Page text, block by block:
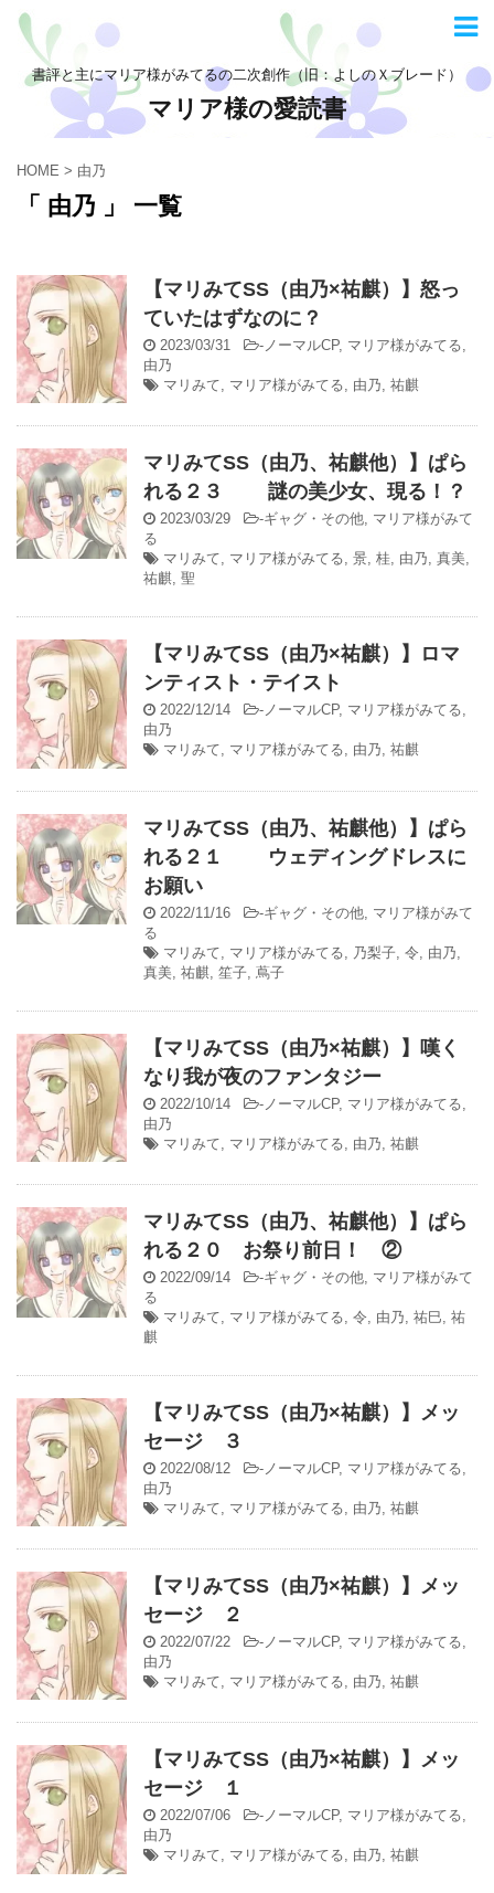
書評と主にマリア様がみてるの二次創作（旧：よしのＸブレード）
マリア様の愛読書
HOME > 由乃
「 由乃 」 一覧
【マリみてSS（由乃×祐麒）】怒っ
ていたはずなのに？
2023/03/31 - ノーマルCP, マリア様がみてる,
由乃
マリみて, マリア様がみてる, 由乃, 祐麒
マリみてSS（由乃、祐麒他）】ぱら
れる２３ 謎の美少女、現る！？
2023/03/29 -ギャグ・その他, マリア様がみて
る
マリみて, マリア様がみてる, 景, 桂, 由乃, 真美,
祐麒, 聖
【マリみてSS（由乃×祐麒）】ロマ
ンティスト・テイスト
2022/12/14 - ノーマルCP, マリア様がみてる,
由乃
マリみて, マリア様がみてる, 由乃, 祐麒
マリみてSS（由乃、祐麒他）】ぱら
れる２１ ウェディングドレスに
お願い
2022/11/16 -ギャグ・その他 マリア様がみて
る
マリみて
マリア様がみてる 乃梨子 令 由乃
真美 祐麒 笙子 蔦子
【マリみてSS（由乃×祐麒）】嘆く
なり我が夜のファンタジー
2022/10/14 - ノーマルCP, マリア様がみてる
由乃
マリみて
マリア様がみてる 由乃 祐麒
マリみてSS（由乃、祐麒他）】ぱら
れる２０ お祭り前日！ ②
2022/09/14 -ギャグ・その他 マリア様がみて
る
マリみて
マリア様がみてる 令 由乃 祐巳 祐
麒
【マリみてSS（由乃×祐麒）】メッ
セージ ３
2022/08/12 - ノーマルCP, マリア様がみてる
由乃
マリみて
マリア様がみてる 由乃 祐麒
【マリみてSS（由乃×祐麒）】メッ
セージ ２
2022/07/22 - ノーマルCP, マリア様がみてる,
由乃
マリみて, マリア様がみてる, 由乃, 祐麒
【マリみてSS（由乃×祐麒）】メッ
セージ １
2022/07/06 - ノーマルCP, マリア様がみてる,
由乃
マリみて, マリア様がみてる, 由乃, 祐麒